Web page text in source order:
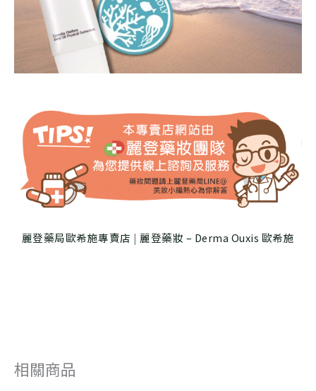
麗登藥局歐希施專賣店 | 麗登藥妝 – Derma Ouxis 歐希施
相關商品